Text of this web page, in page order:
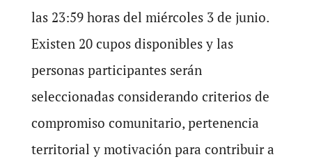
las 23:59 horas del miércoles 3 de junio.
Existen 20 cupos disponibles y las
personas participantes serán
seleccionadas considerando criterios de
compromiso comunitario, pertenencia
territorial y motivación para contribuir a